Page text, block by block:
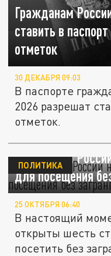
Гражданам
ставить в
отметок
30 ДЕКАБРЯ 09:03
В паспорте
2026 разрешат
отметок.
Гражданам
для посещения
ПОЛИТИКА
25 ОКТЯБРЯ 06:40
В настоящий
открыты шесть
посетить без